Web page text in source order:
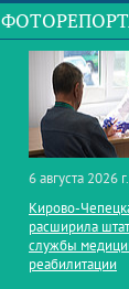
6 августа 2026 г.
расширила штат
службы
реабилитации